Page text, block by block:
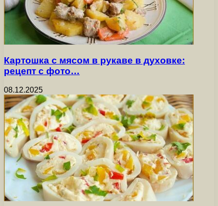
Картошка с мясом в рукаве в духовке:
рецепт с фото…
08.12.2025